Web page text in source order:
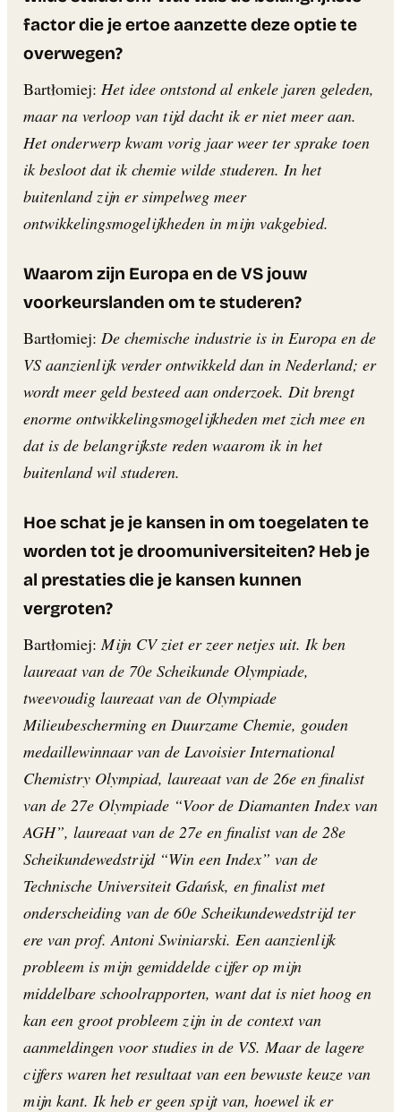
factor die je ertoe aanzette deze optie te
overwegen?
Bartłomiej: Het idee ontstond al enkele jaren geleden,
maar na verloop van tijd dacht ik er niet meer aan.
Het onderwerp kwam vorig jaar weer ter sprake toen
ik besloot dat ik chemie wilde studeren. In het
buitenland zijn er simpelweg meer
ontwikkelingsmogelijkheden in mijn vakgebied.
Waarom zijn Europa en de VS jouw
voorkeurslanden om te studeren?
Bartłomiej: De chemische industrie is in Europa en de
VS aanzienlijk verder ontwikkeld dan in Nederland; er
wordt meer geld besteed aan onderzoek. Dit brengt
enorme ontwikkelingsmogelijkheden met zich mee en
dat is de belangrijkste reden waarom ik in het
buitenland wil studeren.
Hoe schat je je kansen in om toegelaten te
worden tot je droomuniversiteiten? Heb je
al prestaties die je kansen kunnen
vergroten?
Bartłomiej:Mijn CV ziet er zeer netjes uit. Ik ben
laureaat van de 70e Scheikunde Olympiade,
tweevoudig laureaat van de Olympiade
Milieubescherming en Duurzame Chemie, gouden
medaillewinnaar van de Lavoisier International
Chemistry Olympiad, laureaat van de 26e en finalist
van de 27e Olympiade “Voor de Diamanten Index van
AGH”, laureaat van de 27e en finalist van de 28e
Scheikundewedstrijd “Win een Index” van de
Technische Universiteit Gdańsk, en finalist met
onderscheiding van de 60e Scheikundewedstrijd ter
ere van prof. Antoni Swiniarski. Een aanzienlijk
probleem is mijn gemiddelde cijfer op mijn
middelbare schoolrapporten, want dat is niet hoog en
kan een groot probleem zijn in de context van
aanmeldingen voor studies in de VS. Maar de lagere
cijfers waren het resultaat van een bewuste keuze van
mijn kant. Ik heb er geen spijt van, hoewel ik er